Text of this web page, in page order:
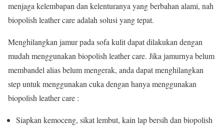
menjaga kelembapan dan kelenturanya yang berbahan alami, nah
biopolish leather care adalah solusi yang tepat.
Menghilangkan jamur pada sofa kulit dapat dilakukan dengan
mudah menggunakan biopolish leather care. Jika jamurnya belum
membandel alias belum mengerak, anda dapat menghilangkan
step untuk menggunakan cuka dengan hanya menggunakan
biopolish leather care :
Siapkan kemoceng, sikat lembut, kain lap bersih dan biopolish